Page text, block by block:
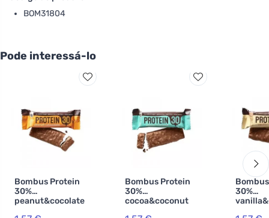
BOM31804
Pode interessá-lo
Bombus Protein
30%
peanut&cocolate
Bombus Protein
30%
cocoa&coconut
30%